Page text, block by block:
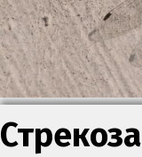
Стрекоза